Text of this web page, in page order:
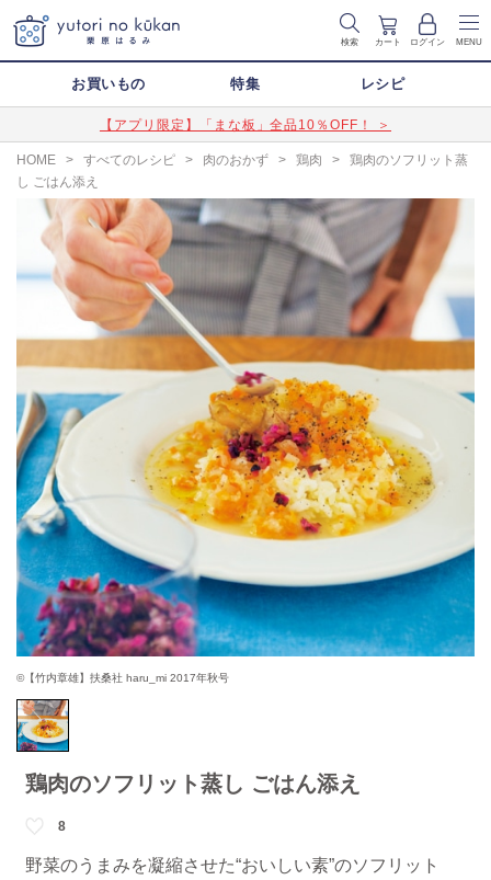
検索 カート ログイン MENU
お買いもの 特集 レシピ
【アプリ限定】「まな板」全品10％OFF！ ＞
HOME > すべてのレシピ > 肉のおかず > 鶏肉 >
鶏肉のソフリット蒸
し ごはん添え
©【竹内章雄】扶桑社 haru_mi 2017年秋号
鶏肉のソフリット蒸し ごはん添え
8
野菜のうまみを凝縮させた“おいしい素”のソフリット